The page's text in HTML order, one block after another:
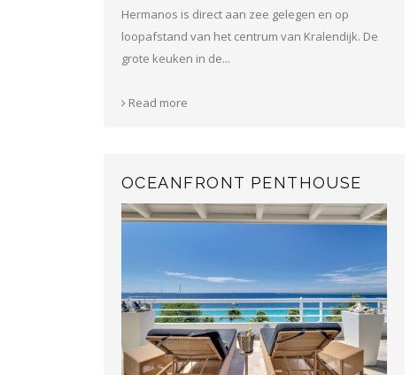
Hermanos is direct aan zee gelegen en op
loopafstand van het centrum van Kralendijk. De
grote keuken in de...
Read more
OCEANFRONT PENTHOUSE